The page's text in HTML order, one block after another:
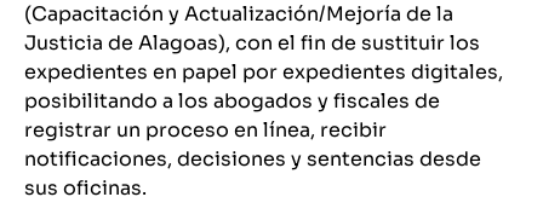
(Capacitación y Actualización/Mejoría de la
Justicia de Alagoas), con el fin de sustituir los
expedientes en papel por expedientes digitales,
posibilitando a los abogados y fiscales de
registrar un proceso en línea, recibir
notificaciones, decisiones y sentencias desde
sus oficinas.